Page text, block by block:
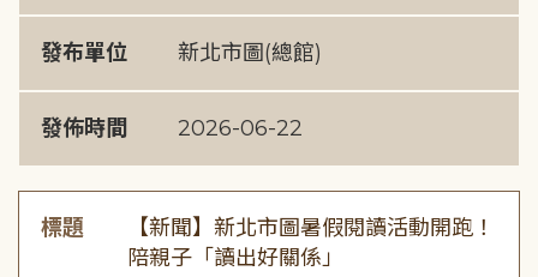
發布單位 新北市圖(總館)
發佈時間 2026-06-22
標題
【新聞】新北市圖暑假閱讀活動開跑！
陪親子「讀出好關係」